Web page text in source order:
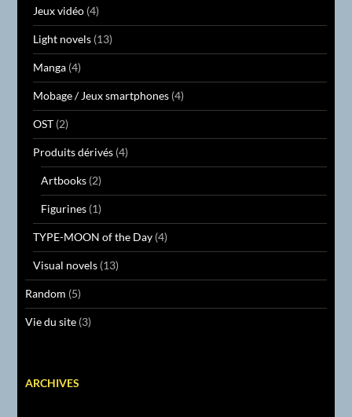
Jeux vidéo (4)
Light novels (13)
Manga (4)
Mobage / Jeux smartphones (4)
OST (2)
Produits dérivés (4)
Artbooks (2)
Figurines (1)
TYPE-MOON of the Day (4)
Visual novels (13)
Random (5)
Vie du site (3)
ARCHIVES